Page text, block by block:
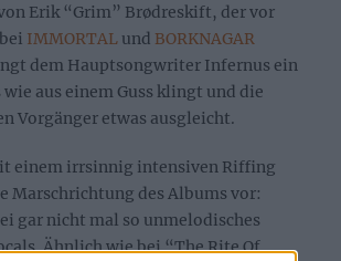
Erik “Grim” Brødreskift, der vor
IMMORTAL und BORKNAGAR
dem Hauptsongwriter Infernus ein
aus einem Guss klingt und die
Vorgänger etwas ausgleicht.
einem irrsinnig intensiven Riffing
Marschrichtung des Albums vor:
gar nicht mal so unmelodisches
Ähnlich wie bei “The Rite Of